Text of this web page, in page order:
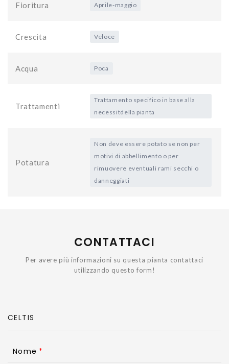
Fioritura Aprile-maggio
Crescita Veloce
Acqua Poca
Trattamenti
Trattamento specifico in base alla
necessitdella pianta
Potatura
Non deve essere potato se non per
motivi di abbellimento o per
rimuovere eventuali rami secchi o
danneggiati
CONTATTACI
Per avere più informazioni su questa pianta contattaci
utilizzando questo form!
Nome